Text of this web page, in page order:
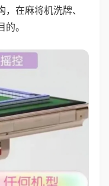
在麻将机洗牌、
。